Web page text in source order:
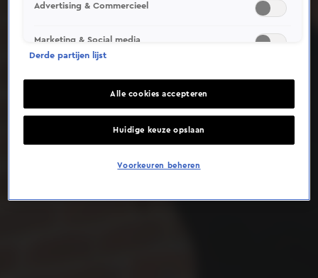
Advertising & Commercieel
Marketing & Social media
Derde partijen lijst
Alle cookies accepteren
Huidige keuze opslaan
Voorkeuren beheren